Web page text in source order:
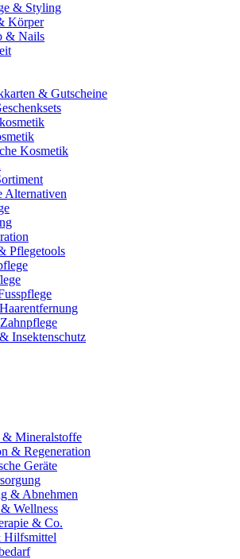
& Styling
Körper
& Nails
& Gutscheine
Kosmetik
Alternativen
Pflegetools
Insektenschutz
Mineralstoffe
& Regeneration
Geräte
& Abnehmen
Wellness
& Co.
Hilfsmittel